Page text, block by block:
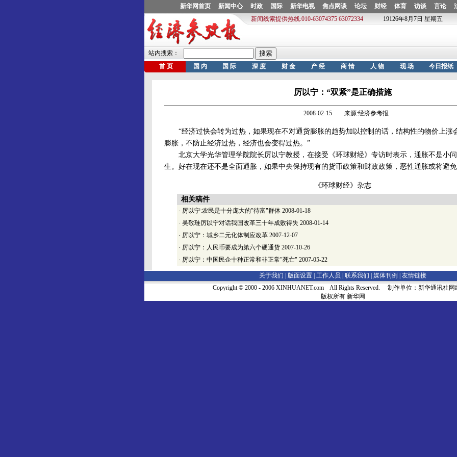
厉以宁：“双紧”是正确措施
2008-02-15 来源:经济参考报
“经济过快会转为过热，如果现在不对通货膨胀的趋势加以控制的话，结构性的物价上涨
膨胀，不防止经济过热，经济也会变得过热。”
北京大学光华管理学院院长厉以宁教授，在接受《环球财经》专访时表示，通胀不是小
生。好在现在还不是全面通胀，如果中央保持现有的货币政策和财政政策，恶性通胀或将避免
《环球财经》杂志
相关稿件
· 厉以宁:农民是十分庞大的"待富"群体 2008-01-18
· 吴敬琏厉以宁对话我国改革三十年成败得失 2008-01-14
· 厉以宁：城乡二元化体制应改革 2007-12-07
· 厉以宁：人民币要成为第六个硬通货 2007-10-26
· 厉以宁：中国民企十种正常和非正常"死亡" 2007-05-22
关于我们 | 版面设置 工作人员 联系我们 媒体刊例
友情链接
Copyright © 2000 - 2006 XINHUANET.com All Rights Reserved. 制作单位：新华通讯社网
版权所有 新华网